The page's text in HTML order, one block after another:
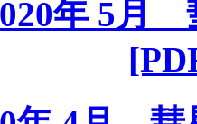
年 5